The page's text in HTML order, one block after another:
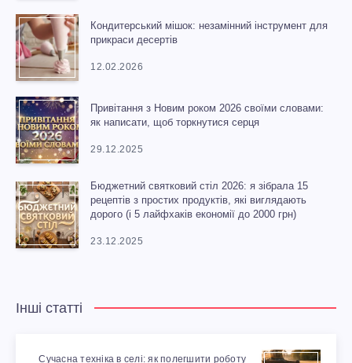
Кондитерський мішок: незамінний інструмент для
прикраси десертів
12.02.2026
Привітання з Новим роком 2026 своїми словами:
як написати, щоб торкнутися серця
29.12.2025
Бюджетний святковий стіл 2026: я зібрала 15
рецептів з простих продуктів, які виглядають
дорого (і 5 лайфхаків економії до 2000 грн)
23.12.2025
Інші статті
Сучасна техніка в селі: як полегшити роботу